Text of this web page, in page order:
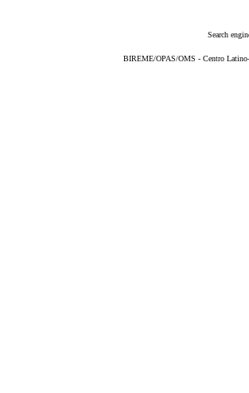
Search
BIREME/OPAS/OMS - Centro Latino-